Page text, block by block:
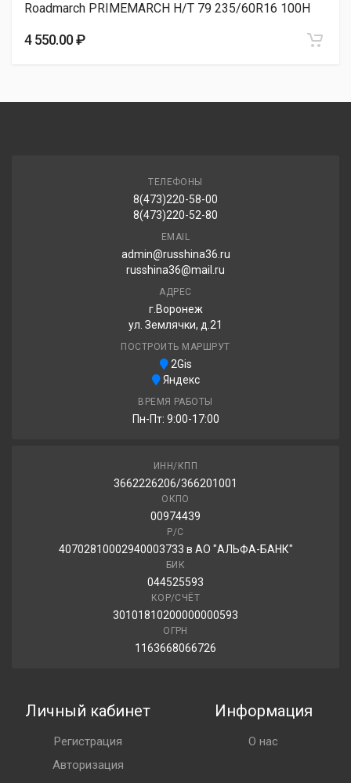
Dynamo STREET-H MU02 235/60R16 100V
LingLong Comfort Master 235/60R16 100H
TORQUE TQ-HT701 235/60R16 100H
6 340.00 ₽
Sailun Atrezzo Elite 235/60R16 100W
6 700.00 ₽
Roadmarch PRIMEMARCH H/T 79 235/60R16 100H
4 550.00 ₽
ТЕЛЕФОНЫ
8(473)220-58-00
8(473)220-52-80
EMAIL
admin@russhina36.ru
russhina36@mail.ru
АДРЕС
г.Воронеж
ул. Землячки, д.21
ПОСТРОИТЬ МАРШРУТ
2Gis
Яндекс
ВРЕМЯ РАБОТЫ
Пн-Пт: 9:00-17:00
ИНН/КПП
3662226206/366201001
ОКПО
00974439
Р/С
40702810002940003733 в АО "АЛЬФА-БАНК"
БИК
044525593
КОР/СЧЁТ
30101810200000000593
ОГРН
1163668066726
Личный кабинет
Регистрация
Авторизация
Информация
О нас